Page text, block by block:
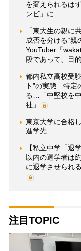
を変えられるは
ンビ」に
「東大生の親に
成否を分ける“親
YouTuber「
段であって、目的
都内私立高校受
ト”の実態 特定
る…「中堅校を
社」
東京大学に合格
進学先
【私立中学「退
以内の退学者は
に退学させられ
注目TOPIC